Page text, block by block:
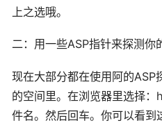
上之选哦。
二：用一些ASP指针来探测你
现在大部分都在使用阿的ASP
的空间里。在浏览器里选择
件名。然后回车。你可以看到